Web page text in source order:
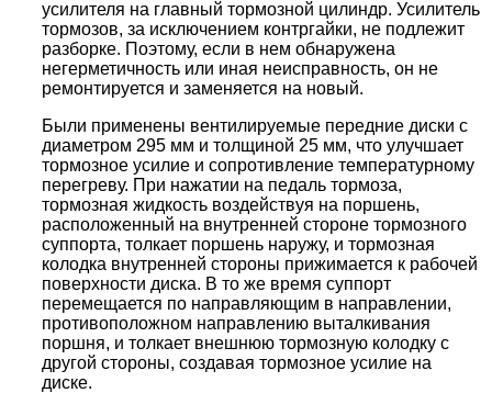
усилителя на главный тормозной цилиндр. Усилитель
тормозов, за исключением контргайки, не подлежит
разборке. Поэтому, если в нем обнаружена
негерметичность или иная неисправность, он не
ремонтируется и заменяется на новый.
Были применены вентилируемые передние диски с
диаметром 295 мм и толщиной 25 мм, что улучшает
тормозное усилие и сопротивление температурному
перегреву. При нажатии на педаль тормоза,
тормозная жидкость воздействуя на поршень,
расположенный на внутренней стороне тормозного
суппорта, толкает поршень наружу, и тормозная
колодка внутренней стороны прижимается к рабочей
поверхности диска. В то же время суппорт
перемещается по направляющим в направлении,
противоположном направлению выталкивания
поршня, и толкает внешнюю тормозную колодку с
другой стороны, создавая тормозное усилие на
диске.